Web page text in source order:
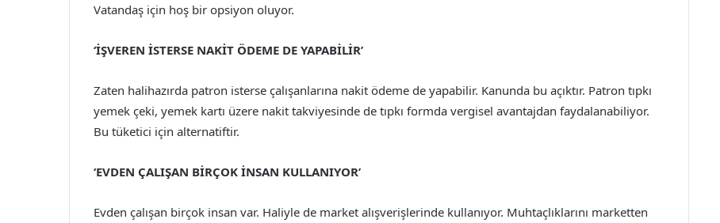
Vatandaş için hoş bir opsiyon oluyor.
‘İŞVEREN İSTERSE NAKİT ÖDEME DE YAPABİLİR’
Zaten halihazırda patron isterse çalışanlarına nakit ödeme de yapabilir. Kanunda bu açıktır. Patron tıpkı
yemek çeki, yemek kartı üzere nakit takviyesinde de tıpkı formda vergisel avantajdan faydalanabiliyor.
Bu tüketici için alternatiftir.
‘EVDEN ÇALIŞAN BİRÇOK İNSAN KULLANIYOR’
Evden çalışan birçok insan var. Haliyle de market alışverişlerinde kullanıyor. Muhtaçlıklarını marketten